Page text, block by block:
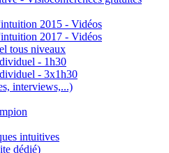
2015 - Vidéos
2017 - Vidéos
tous niveaux
- 1h30
- 3x1h30
interviews,...)
intuitives
dédié)